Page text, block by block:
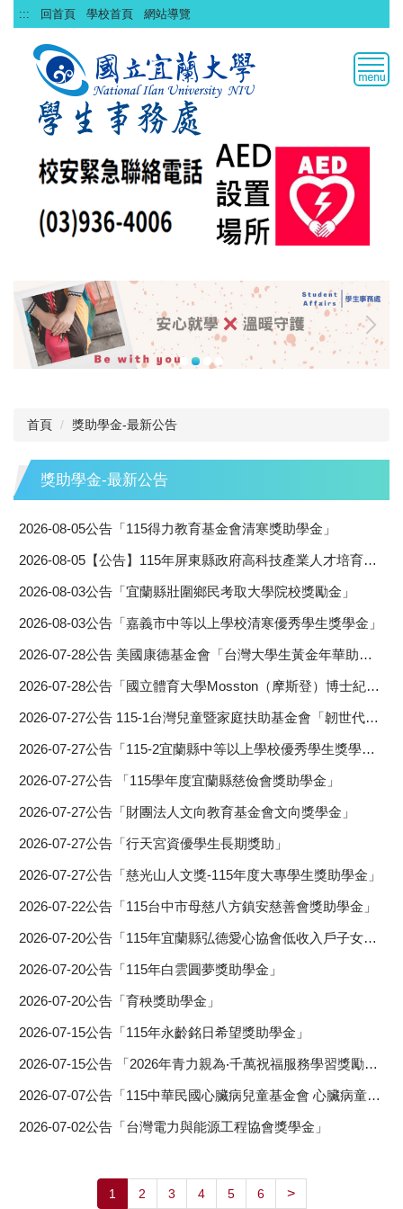
跳
到
::: 回首頁 學校首頁 網站導覽
首頁 獎助學金-最新公告
獎助學金-最新公告
2026-08-05公告「115得力教育基金會清寒獎助學金」
2026-08-05 【公告】115年屏東縣政府高科技產業人才培育計畫
2026-08-03公告「宜蘭縣壯圍鄉民考取大學院校獎勵金」
2026-08-03公告「嘉義市中等以上學校清寒優秀學生獎學金」
2026-07-28公告 美國康德基金會「台灣大學生黃金年華助學金」
2026-07-28公告「國立體育大學Mosston（摩斯登）博士紀念獎學金」
2026-07-27公告 115-1台灣兒童暨家庭扶助基金會「韌世代」獎助學金
2026-07-27公告「115-2宜蘭縣中等以上學校優秀學生獎學金」
2026-07-27公告 「115學年度宜蘭縣慈儉會獎助學金」
2026-07-27公告「財團法人文向教育基金會文向獎學金」
2026-07-27公告「行天宮資優學生長期獎助」
2026-07-27公告「慈光山人文獎-115年度大專學生獎助學金」
2026-07-22公告「115台中市母慈八方鎮安慈善會獎助學金」
2026-07-20公告「115年宜蘭縣弘德愛心協會低收入戶子女獎助學金」
2026-07-20公告「115年白雲圓夢獎助學金」
2026-07-20公告「育秧獎助學金」
2026-07-15公告「115年永齡銘日希望獎助學金」
2026-07-15公告 「2026年青力親為‧千萬祝福服務學習獎勵計畫」
2026-07-07公告「115中華民國心臟病兒童基金會 心臟病童獎勵學金」
2026-07-02公告「台灣電力與能源工程協會獎學金」
1 2 3 4 5 6 >